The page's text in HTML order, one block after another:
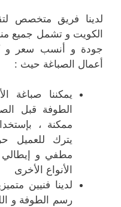
لدينا فريق متخصص
الكويت و تشمل جميع
جودة و أنسب سعر و
أعمال الصباغة حيث :
يمكننا صباغة
الطوفة قبل
ممكنة ،
يترك للعميل
مطفي و إيطالي
الأنواع الأخرى
لدينا فنيين
رسم الطوفة و